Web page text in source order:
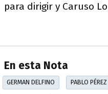
para dirigir y Caruso
En esta Nota
GERMAN DELFINO PABLO PÉREZ